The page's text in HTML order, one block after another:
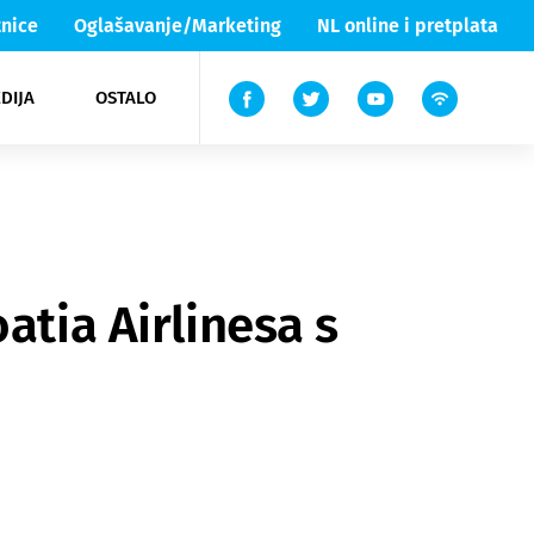
Oglašavanje/Marketing NL online i pretplata
OSTALO
Lika & Senj
TV
Airlinesa s